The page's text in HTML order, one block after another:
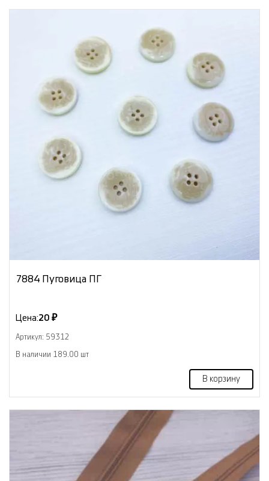
7884 Пуговица ПГ
Цена:20 ₽
Артикул: 59312
В наличии 189.00 шт
В корзину